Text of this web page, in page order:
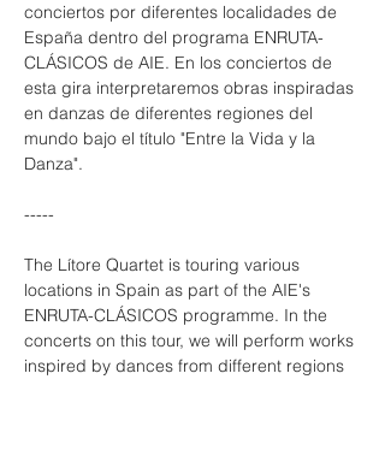
conciertos por diferentes localidades de
España dentro del programa ENRUTA-
CLÁSICOS de AIE. En los conciertos de
esta gira interpretaremos obras inspiradas
en danzas de diferentes regiones del
mundo bajo el título "Entre la Vida y la
Danza".
-----
The Lítore Quartet is touring various
locations in Spain as part of the AIE's
ENRUTA-CLÁSICOS programme. In the
concerts on this tour, we will perform works
inspired by dances from different regions